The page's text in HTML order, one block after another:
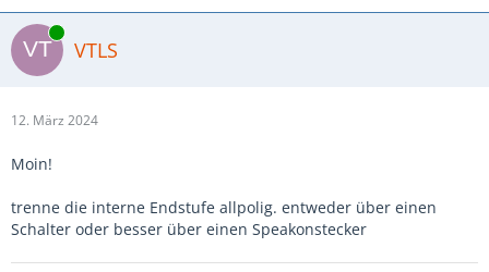
Online
VTLS
12. März 2024
Moin!
trenne die interne Endstufe allpolig. entweder über einen
Schalter oder besser über einen Speakonstecker